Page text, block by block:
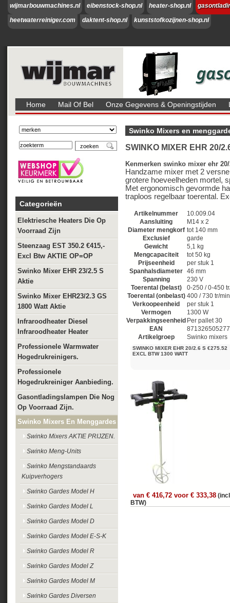
wijmarbouwmachines.nl eibenstock-shop.nl heater-shop.nl
heetwaterreiniger.com
daktent-shop.nl kunststofkozijnen-shop.nl
Home Mail Of Bel Onze Gegevens & Openingstijden
Categorieën
Elektriesche Heaters Die Op
Voorraad Zijn
Steenzaag EST 350.2 €415,-
Excl Btw AKTIE OP=OP
Swinko Mixer EHR 23/2.5 S
Aktie
Swinko Mixer EHR23/2.3 GS
1800 Watt Aktie
Infraroodheater Diesel
Infraroodheater Heater
Professionele Warmwater
Hogedrukreinigers.
Professionele
Hogedrukreiniger Aanbieding.
Gasontladingslampen Die Nog
Op Voorraad Zijn.
Swinko Mixers En Menggardes
Swinko Mixers AKTIE PRIJZEN.
Swinko Meng-Units
Swinko Mengstandaards
Kuipverhogers
Swinko Gardes Model H
Swinko Gardes Model L
Swinko Gardes Model D
Swinko Gardes Model E-S-K
Swinko Gardes Model R
Swinko Gardes Model Z
Swinko Gardes Model M
Swinko Gardes Diversen
Swinko Mixers en
SWINKO MIXER EHR 20/
Kenmerken swinko mixer ehr
Handzame mixer met 2
grotere hoeveelheden mortel,
Met ergonomisch gevormde
traploos regelbaar toerental.
Artikelnummer
10.009.04
Aansluiting
M14 x 2
Diameter mengkorf tot 140 mm
Exclusief
garde
Gewicht
5,1 kg
Mengcapaciteit
tot 50 kg
Prijseenheid
per stuk 1
Spanhalsdiameter 46 mm
Spanning
230 V
Toerental (belast)
0-250 / 0-450
Toerental (onbelast) 400 / 730 tr/
Verkoopeenheid
per stuk 1
Vermogen
1300 W
Verpakkingseenheid Per pallet 30
EAN
Artikelgroep
Swinko mixers
SWINKO MIXER EHR 20/2.6 S €275.52
EXCL BTW 1300 WATT
van € 416,72 voor € 333,38
BTW)